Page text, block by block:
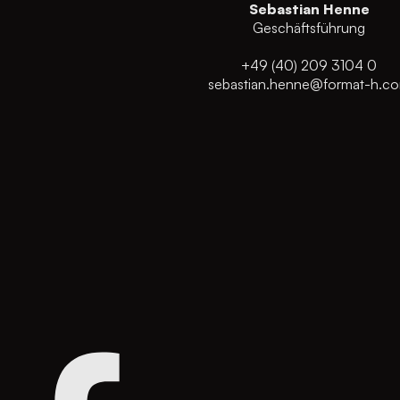
Sebastian Henne
Geschäftsführung
+49 (40) 209 3104 0
sebastian.henne@format-